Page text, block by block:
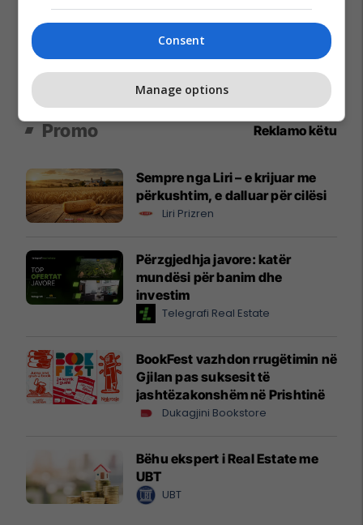
Promo Reklamo këtu
Sempre nga Liri – e krijuar me
përkushtim, e dalluar për cilësi
Liri Prizren
Përzgjedhja javore: katër
mundësi për banim dhe
investim
Telegrafi Real Estate
BookFest vazhdon rrugëtimin në
Gjilan pas suksesit të
jashtëzakonshëm në Prishtinë
Dukagjini Bookstore
Bëhu ekspert i Real Estate me
UBT
UBT
Consent
Manage options